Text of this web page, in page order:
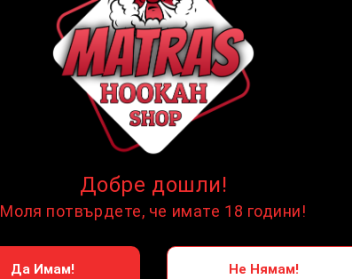
☹НЯМА НАЛИЧНОСТ
Марка:
Добре дошли!
Моля потвърдете, че имате 18 години!
Да Имам! Не Нямам!